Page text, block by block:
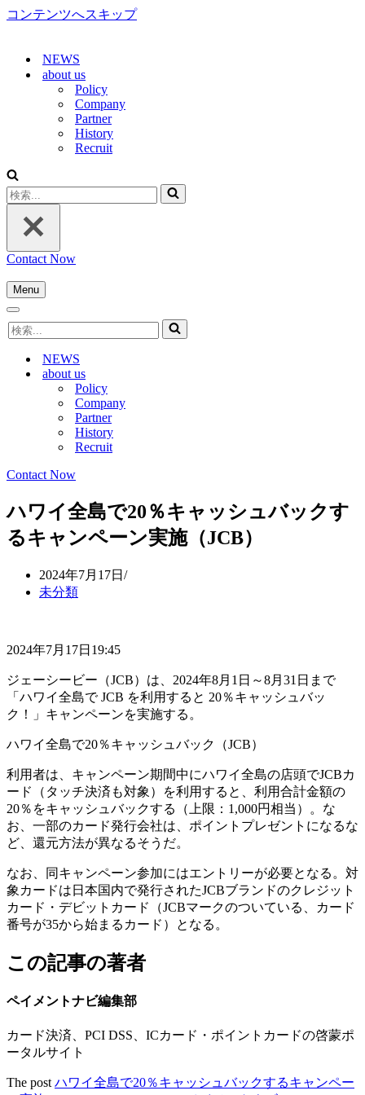
コンテンツへスキップ
NEWS
about us
Policy
Company
Partner
History
Recruit
検
索...
Contact Now
Menu
ナ
ゲ
シ
ョ
ナ
ビ
検
索...
NEWS
about us
Policy
Company
Partner
History
Recruit
Contact Now
ハワイ全島で20％キャッシュバックす
るキャンペーン実施（JCB）
2024年7月17日
未分類
2024年7月17日19:45
ジェーシービー（JCB）は、2024年8月1日～8月31日まで
「ハワイ全島で JCB を利用すると 20％キャッシュバッ
ク！」キャンペーンを実施する。
ハワイ全島で20％キャッシュバック（JCB）
利用者は、キャンペーン期間中にハワイ全島の店頭でJCBカ
ード（タッチ決済も対象）を利用すると、利用合計金額の
20％をキャッシュバックする（上限：1,000円相当）。な
お、一部のカード発行会社は、ポイントプレゼントになるな
ど、還元方法が異なるそうだ。
なお、同キャンペーン参加にはエントリーが必要となる。対
象カードは日本国内で発行されたJCBブランドのクレジット
カード・デビットカード（JCBマークのついている、カード
番号が35から始まるカード）となる。
この記事の著者
ペイメントナビ編集部
カード決済、PCI DSS、ICカード・ポイントカードの啓蒙ポ
ータルサイト
The post ハワイ全島で20％キャッシュバックするキャンペー